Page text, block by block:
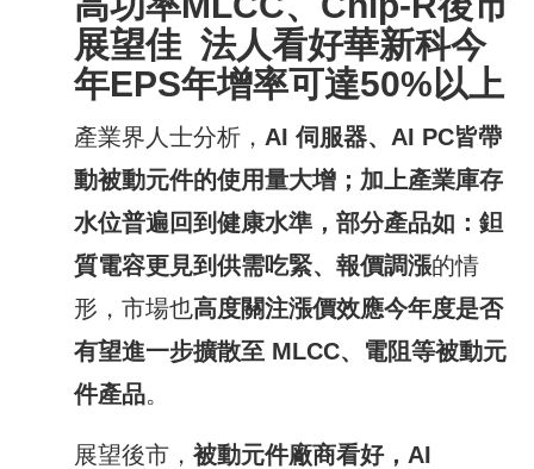
展望佳 法人看好華新科今
年EPS年增率可達50% 以上
產業界人士分析， AI伺服器、 AI PC皆帶
動被動元件的使用量大增；加上產業庫存
水位普遍回到健康水準，部分產品如：鉭
質電容更見到供需吃緊、報價調漲的情
形，市場也高度關注漲價效應今年度是否
有望進一步擴散至 MLCC、電阻等被動元
件產品。
展望後市，被動元件廠商看好， AI